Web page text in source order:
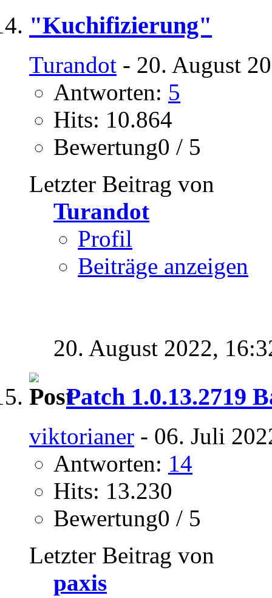
"Kuchifizierung"
Turandot - 20. August
Antworten: 5
Hits: 10.864
Bewertung0 / 5
Letzter Beitrag von
Turandot
Profil
Beiträge anzeigen
20. August 2022,
Patch 1.0.13.2719
viktorianer - 06. Juli
Antworten: 14
Hits: 13.230
Bewertung0 / 5
Letzter Beitrag von
paxis